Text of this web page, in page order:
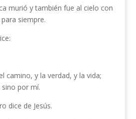
murió y también fue al cielo con
siempre.
camino, y la verdad, y la vida;
sino por mí.
dice de Jesús.